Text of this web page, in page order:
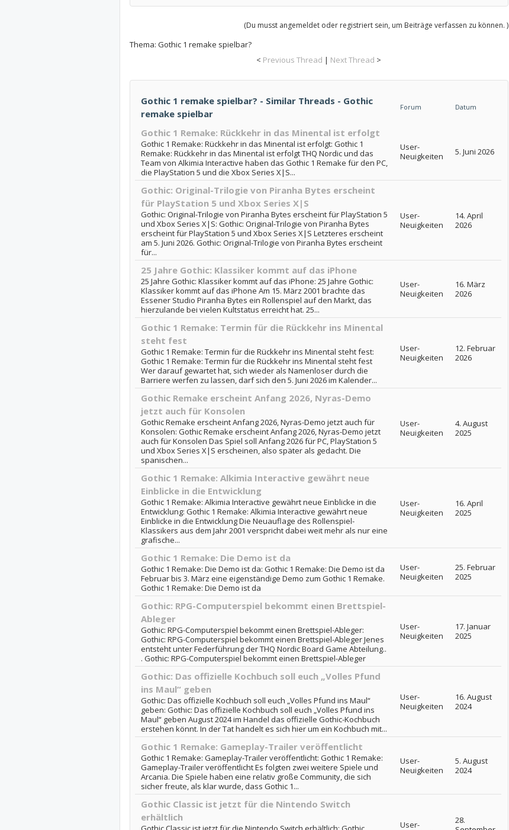
(Du musst angemeldet oder registriert sein, um Beiträge verfassen zu können. )
Thema: Gothic 1 remake spielbar?
< Previous Thread | Next Thread >
Gothic 1 remake spielbar? - Similar Threads - Gothic
remake spielbar
Forum Datum
Gothic 1 Remake: Rückkehr in das Minental ist erfolgt
Gothic 1 Remake: Rückkehr in das Minental ist erfolgt: Gothic 1
Remake: Rückkehr in das Minental ist erfolgt THQ Nordic und das
Team von Alkimia Interactive haben das Gothic 1 Remake für den PC,
die PlayStation 5 und die Xbox Series X|S...
User-
Neuigkeiten
5. Juni 2026
Gothic: Original-Trilogie von Piranha Bytes erscheint
für PlayStation 5 und Xbox Series X|S
Gothic: Original-Trilogie von Piranha Bytes erscheint für PlayStation 5
und Xbox Series X|S: Gothic: Original-Trilogie von Piranha Bytes
erscheint für PlayStation 5 und Xbox Series X|S Letzteres erscheint
am 5. Juni 2026. Gothic: Original-Trilogie von Piranha Bytes erscheint
für...
User-
Neuigkeiten
14. April
2026
25 Jahre Gothic: Klassiker kommt auf das iPhone
25 Jahre Gothic: Klassiker kommt auf das iPhone: 25 Jahre Gothic:
Klassiker kommt auf das iPhone Am 15. März 2001 brachte das
Essener Studio Piranha Bytes ein Rollenspiel auf den Markt, das
hierzulande bei vielen Kultstatus erreicht hat. 25...
User-
Neuigkeiten
16. März
2026
Gothic 1 Remake: Termin für die Rückkehr ins Minental
steht fest
Gothic 1 Remake: Termin für die Rückkehr ins Minental steht fest:
Gothic 1 Remake: Termin für die Rückkehr ins Minental steht fest
Wer darauf gewartet hat, sich wieder als Namenloser durch die
Barriere werfen zu lassen, darf sich den 5. Juni 2026 im Kalender...
User-
Neuigkeiten
12. Februar
2026
Gothic Remake erscheint Anfang 2026, Nyras-Demo
jetzt auch für Konsolen
Gothic Remake erscheint Anfang 2026, Nyras-Demo jetzt auch für
Konsolen: Gothic Remake erscheint Anfang 2026, Nyras-Demo jetzt
auch für Konsolen Das Spiel soll Anfang 2026 für PC, PlayStation 5
und Xbox Series X|S erscheinen, also später als gedacht. Die
spanischen...
User-
Neuigkeiten
4. August
2025
Gothic 1 Remake: Alkimia Interactive gewährt neue
Einblicke in die Entwicklung
Gothic 1 Remake: Alkimia Interactive gewährt neue Einblicke in die
Entwicklung: Gothic 1 Remake: Alkimia Interactive gewährt neue
Einblicke in die Entwicklung Die Neuauflage des Rollenspiel-
Klassikers aus dem Jahr 2001 verspricht dabei weit mehr als nur eine
grafische...
User-
Neuigkeiten
16. April
2025
Gothic 1 Remake: Die Demo ist da
Gothic 1 Remake: Die Demo ist da: Gothic 1 Remake: Die Demo ist da
Februar bis 3. März eine eigenständige Demo zum Gothic 1 Remake.
Gothic 1 Remake: Die Demo ist da
User-
Neuigkeiten
25. Februar
2025
Gothic: RPG-Computerspiel bekommt einen Brettspiel-
Ableger
Gothic: RPG-Computerspiel bekommt einen Brettspiel-Ableger:
Gothic: RPG-Computerspiel bekommt einen Brettspiel-Ableger Jenes
entsteht unter Federführung der THQ Nordic Board Game Abteilung..
. Gothic: RPG-Computerspiel bekommt einen Brettspiel-Ableger
User-
Neuigkeiten
17. Januar
2025
Gothic: Das offizielle Kochbuch soll euch „Volles Pfund
ins Maul“ geben
Gothic: Das offizielle Kochbuch soll euch „Volles Pfund ins Maul“
geben: Gothic: Das offizielle Kochbuch soll euch „Volles Pfund ins
Maul“ geben August 2024 im Handel das offizielle Gothic-Kochbuch
erstehen könnt. In der Tat handelt es sich hier um ein Kochbuch mit...
User-
Neuigkeiten
16. August
2024
Gothic 1 Remake: Gameplay-Trailer veröffentlicht
Gothic 1 Remake: Gameplay-Trailer veröffentlicht: Gothic 1 Remake:
Gameplay-Trailer veröffentlicht Es folgten zwei weitere Spiele und
Arcania. Die Spiele haben eine relativ große Community, die sich
sicher freute, als klar wurde, dass Gothic 1...
User-
Neuigkeiten
5. August
2024
Gothic Classic ist jetzt für die Nintendo Switch
erhältlich
User-
28.